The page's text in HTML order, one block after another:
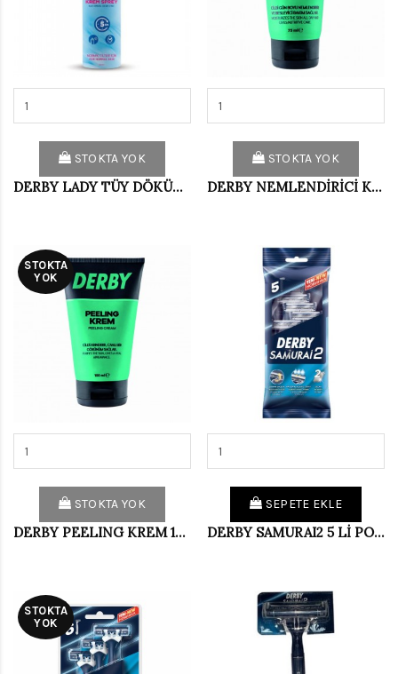
STOKTA YOK
DERBY LADY TÜY DÖKÜCÜ SPREY 150 ML
STOKTA YOK
DERBY NEMLENDİRİCİ KREM 75 ML
STOKTA
YOK
STOKTA YOK
DERBY PEELING KREM 150 ML
SEPETE EKLE
DERBY SAMURAI2 5 Lİ POŞET (PKT 14 LÜ)
STOKTA
YOK